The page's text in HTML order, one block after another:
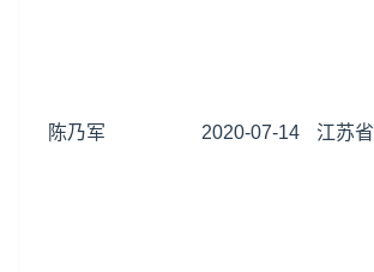
陈乃军 2020-07-14 江苏省